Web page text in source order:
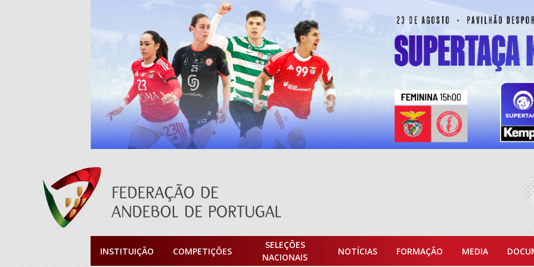
INSTITUIÇÃO COMPETIÇÕES
SELEÇÕES
NACIONAIS
NOTÍCIAS FORMAÇÃO MEDIA